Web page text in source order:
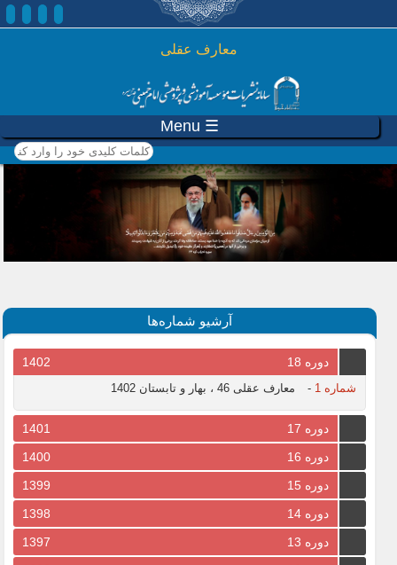
رفتن به محتوای اصلی
معارف عقلی
☰ Menu
کلمات کلیدی خود را وارد
کنید
آرشیو شماره‌ها
دوره 18 1402
شماره 1 - معارف عقلی 46 ، بهار و تابستان 1402
دوره 17
1401
دوره 16
1400
دوره 15
1399
دوره 14
1398
دوره 13
1397